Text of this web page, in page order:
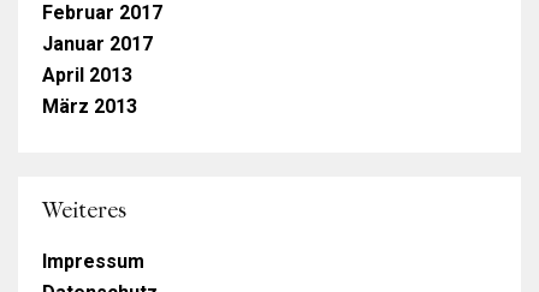
Februar 2017
Januar 2017
April 2013
März 2013
Weiteres
Impressum